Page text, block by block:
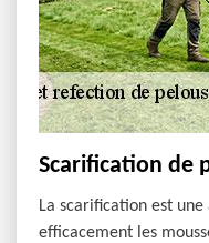
Scarification de
La scarification est
efficacement les